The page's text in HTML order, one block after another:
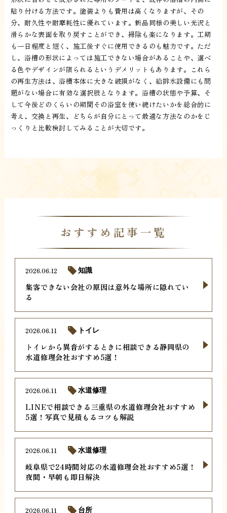
貼り付ける方法です。塗装よりも費用は高くなりますが、その
分、耐久性や耐摩耗性に優れています。新品同様の美しい光沢と
滑らかな表面を取り戻すことができ、掃除も楽になります。工期
も一日程度と短く、施工後すぐに使用できるのも魅力です。ただ
し、浴槽の形状によっては施工できない場合があることや、選べ
る色やデザインが限られるというデメリットもあります。これら
の再生方法は、浴槽本体に大きな破損がなく、給排水設備にも問
題がない場合に有効な選択肢となります。浴槽の状態や予算、そ
して今後どのくらいの期間その浴室を使い続けたいかを総合的に
考え、交換と再生、どちらが自分にとって最適な方法なのかをじ
っくりと比較検討してみることが大切です。
おすすめ記事一覧
集客できない会社の原因は意外な場所に隠れてい
る
2026.06.12 知識
トイレから異音がするときに相談できる静岡県の
水道修理会社おすすめ5選！
2026.06.11 トイレ
LINEで相談できる三重県の水道修理会社おすすめ
5選！写真で見積もるコツも解説
2026.06.11 水道修理
岐阜県で24時間対応の水道修理会社おすすめ5選！
夜間・早朝も即日解決
2026.06.11 水道修理
2026.06.11 台所